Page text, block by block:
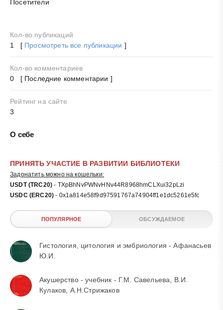
Посетители
Кол-во публикаций
1 [ Просмотреть все публикации ]
Кол-во комментариев
0 [ Последние комментарии ]
Рейтинг на сайте
3
О себе
ПРИНЯТЬ УЧАСТИЕ В РАЗВИТИИ БИБЛИОТЕКИ
Задонатить можно на кошельки:
USDT (TRC20) - TXpBhNvPWNvHNv44R8968hmCLXui32pLzi
USDC (ERC20) - 0x1a814e58f9d97591767a74904ff1e1dc5261e5fc
ПОПУЛЯРНОЕ ОБСУЖДАЕМОЕ
Гистология, цитология и эмбриология - Афанасьев
Ю.И.
Акушерство - учебник - Г.М. Савельева, В.И.
Кулаков, А.Н.Стрижаков